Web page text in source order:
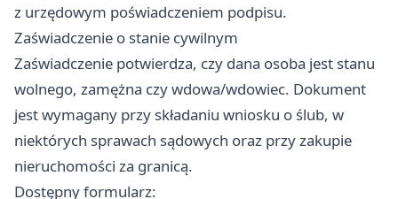
z urzędowym poświadczeniem podpisu.
Zaświadczenie o stanie cywilnym
Zaświadczenie potwierdza, czy dana osoba jest stanu
wolnego, zamężna czy wdowa/wdowiec. Dokument
jest wymagany przy składaniu wniosku o ślub, w
niektórych sprawach sądowych oraz przy zakupie
nieruchomości za granicą.
Dostępny formularz: